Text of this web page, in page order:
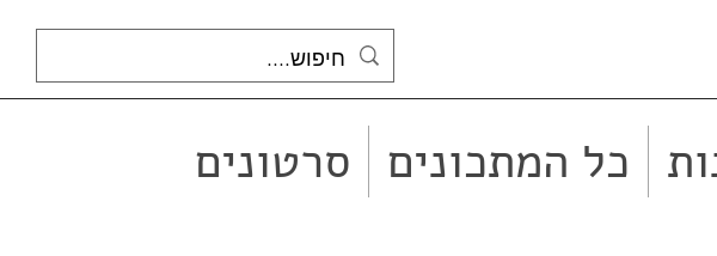
כל המתכונים סרטונים